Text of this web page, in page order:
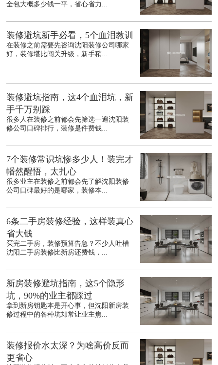
全包大概多少钱一平，省心省力...
装修避坑新手必看，5个血泪教训
在装修之前需要先咨询沈阳装修公司哪家
好，装修堪比闯关升级，新手稍...
装修避坑指南，这4个血泪坑，新
手千万别踩
很多人在装修之前都会先筛选一遍沈阳装
修公司口碑排行，装修是件费钱...
7个装修常识坑惨多少人！装完才
幡然醒悟，太扎心
很多业主在装修之前都会先了解沈阳装修
公司口碑最好的是哪家，装修本...
6条二手房装修经验，这样装真心
省大钱
买完二手房，装修预算告急？不少人吐槽
沈阳二手房装修比新房还费钱，...
新房装修避坑指南，这5个隐形
坑，90%的业主都踩过
拿到新房钥匙本是开心事，但沈阳新房装
修过程中的各种坑却常让业主焦...
装修报价水太深？为啥高价反而
更省心